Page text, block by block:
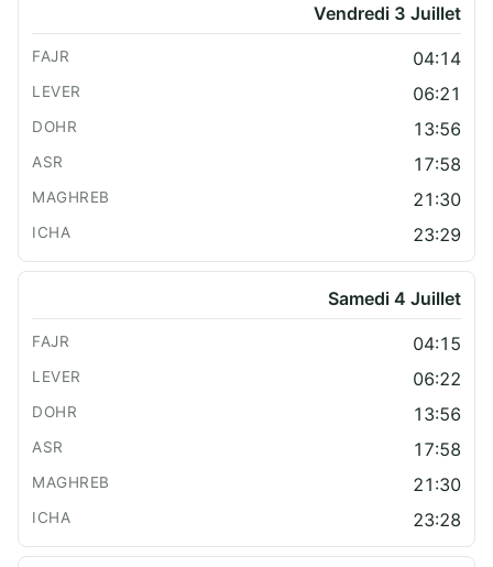
Vendredi 3 Juillet
04:14
06:21
13:56
17:58
21:30
23:29
Samedi 4 Juillet
04:15
06:22
13:56
17:58
21:30
23:28